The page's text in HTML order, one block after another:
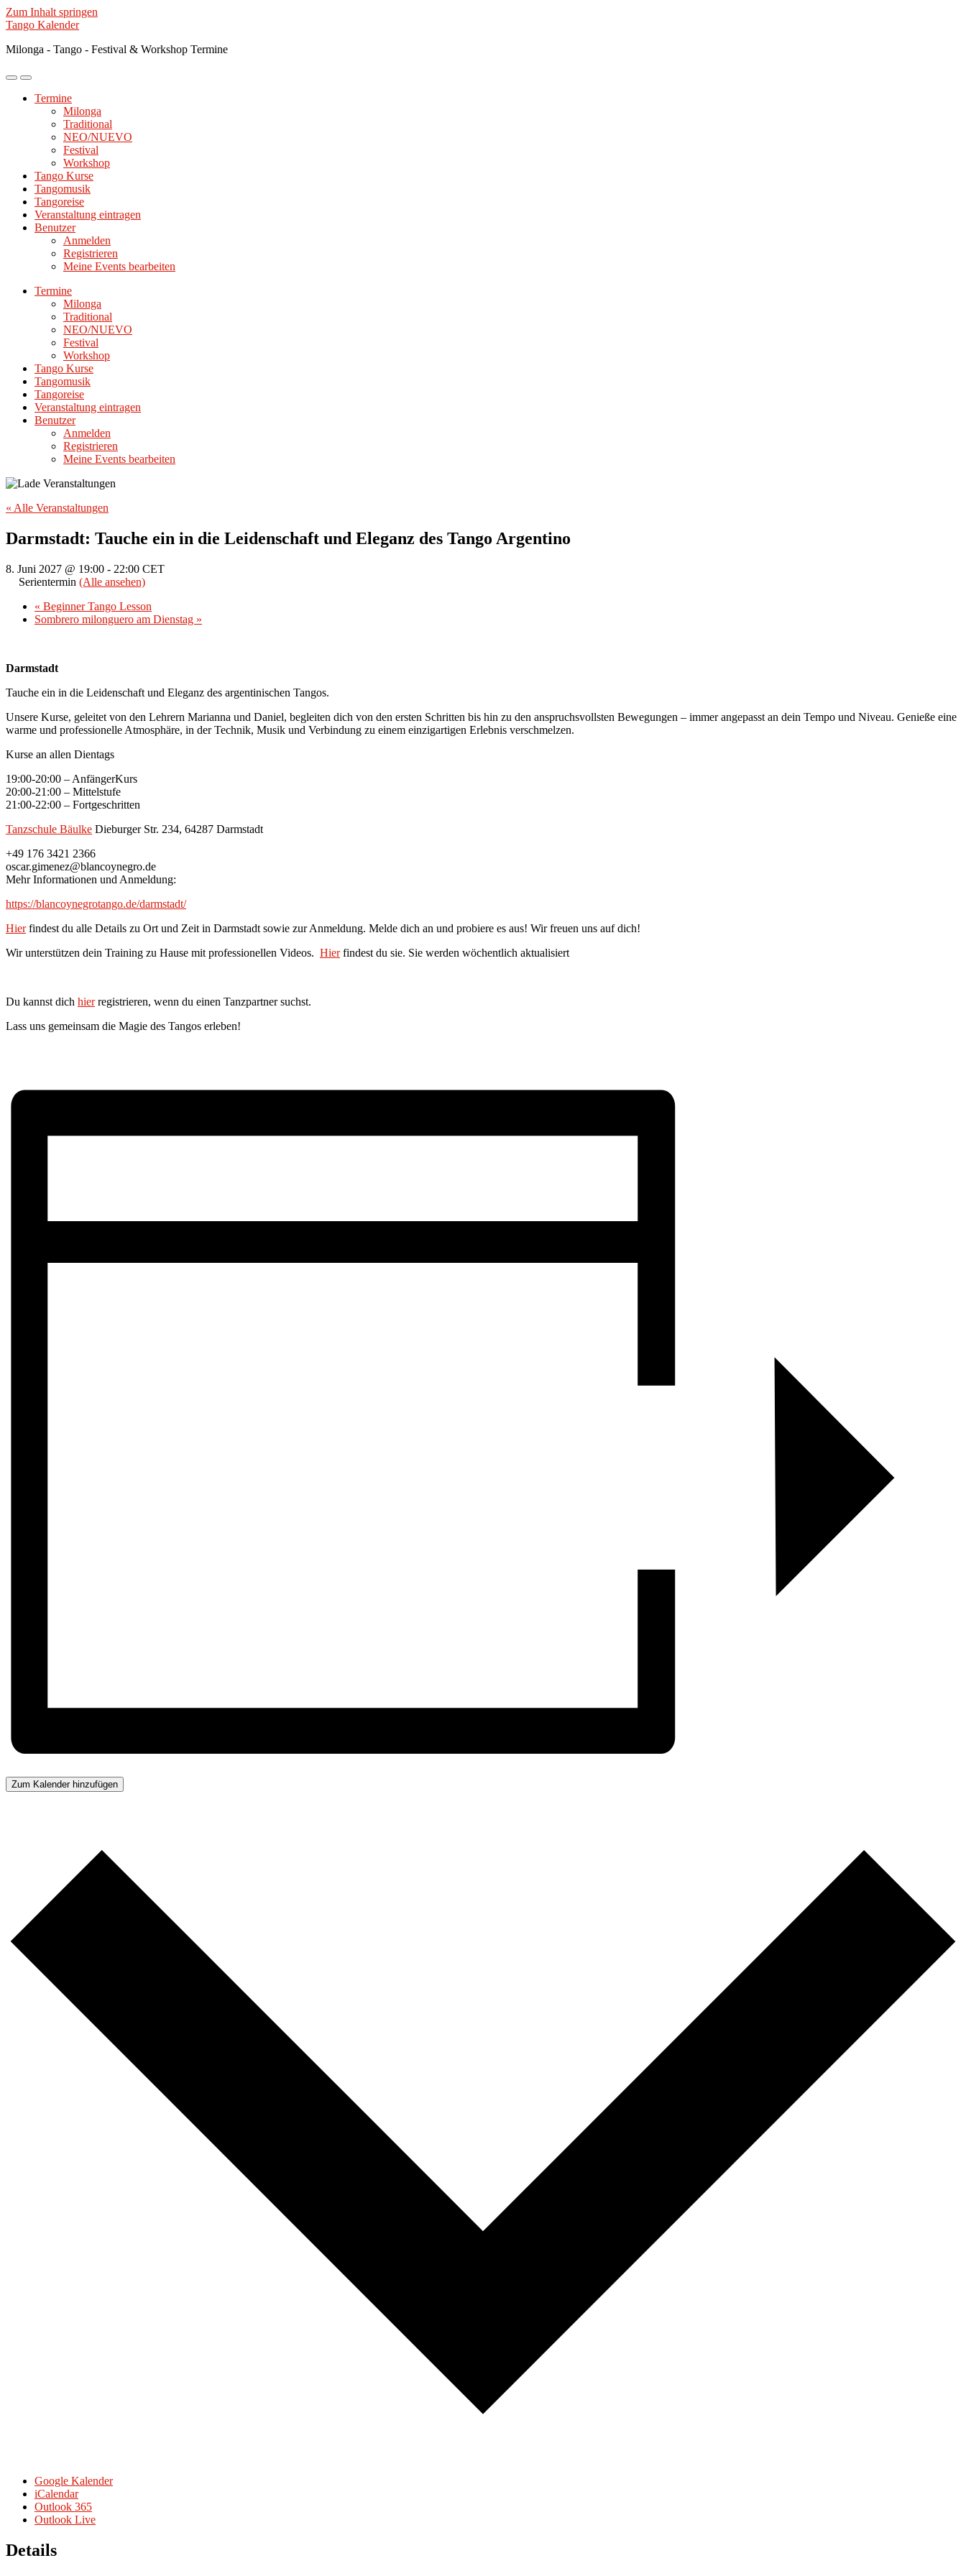
Zum Inhalt springen
Tango Kalender
Milonga - Tango - Festival & Workshop Termine
Mobile-
ein-/ausblenden
Suchfeld
ein-/ausblenden
Termine
Milonga
Traditional
NEO/NUEVO
Festival
Workshop
Tango Kurse
Tangomusik
Tangoreise
Veranstaltung eintragen
Benutzer
Anmelden
Registrieren
Meine Events bearbeiten
Termine
Milonga
Traditional
NEO/NUEVO
Festival
Workshop
Tango Kurse
Tangomusik
Tangoreise
Veranstaltung eintragen
Benutzer
Anmelden
Registrieren
Meine Events bearbeiten
« Alle Veranstaltungen
Darmstadt: Tauche ein in die Leidenschaft und Eleganz des Tango Argentino
8. Juni 2027 @ 19:00 - 22:00 CET
Serientermin (Alle ansehen)
« Beginner Tango Lesson
Sombrero milonguero am Dienstag »
Darmstadt
Tauche ein in die Leidenschaft und Eleganz des argentinischen Tangos.
Unsere Kurse, geleitet von den Lehrern Marianna und Daniel, begleiten dich von den ersten Schritten bis hin zu den anspruchsvollsten Bewegungen – immer angepasst an dein Tempo und Niveau. Genieße eine
warme und professionelle Atmosphäre, in der Technik, Musik und Verbindung zu einem einzigartigen Erlebnis verschmelzen.
Kurse an allen Dientags
19:00-20:00 – AnfängerKurs
20:00-21:00 – Mittelstufe
21:00-22:00 – Fortgeschritten
Tanzschule Bäulke Dieburger Str. 234, 64287 Darmstadt
+49 176 3421 2366
oscar.gimenez@blancoynegro.de
Mehr Informationen und Anmeldung:
https://blancoynegrotango.de/darmstadt/
Hierfindest du alle Details zu Ort und Zeit in Darmstadt sowie zur Anmeldung. Melde dich an und probiere es aus! Wir freuen uns auf dich!
Wir unterstützen dein Training zu Hause mit professionellen Videos. Hierfindest du sie. Sie werden wöchentlich aktualisiert
Du kannst dich hierregistrieren, wenn du einen Tanzpartner suchst.
Lass uns gemeinsam die Magie des Tangos erleben!
Zum Kalender hinzufügen
Google Kalender
iCalendar
Outlook 365
Outlook Live
Details